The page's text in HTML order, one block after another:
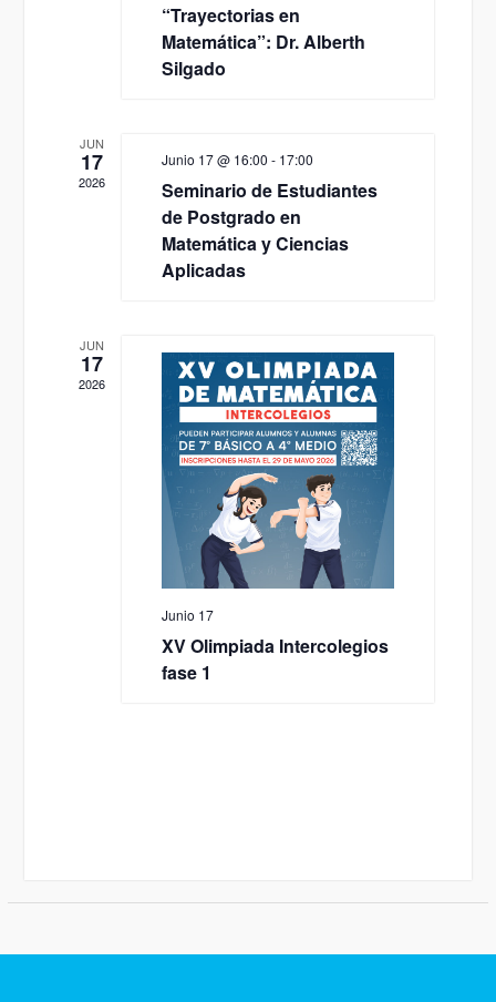
“Trayectorias en
Matemática”: Dr. Alberth
Silgado
JUN
17
2026
Junio 17 @ 16:00 - 17:00
Seminario de Estudiantes
de Postgrado en
Matemática y Ciencias
Aplicadas
JUN
17
2026
Junio 17
XV Olimpiada Intercolegios
fase 1